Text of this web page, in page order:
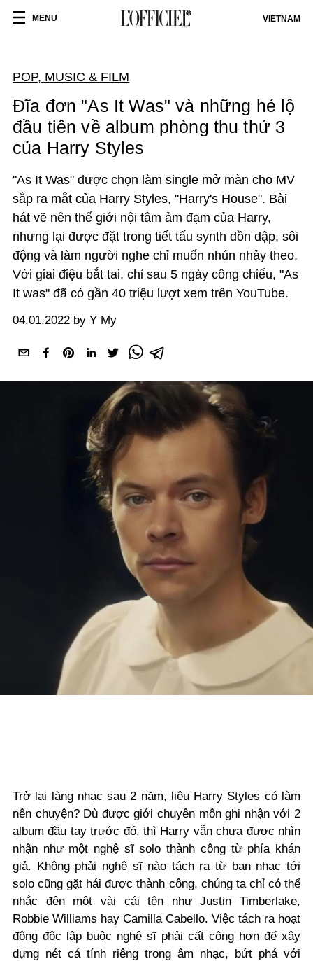
MENU VIETNAM
POP, MUSIC & FILM
Đĩa đơn "As It Was" và những hé lộ
đầu tiên về album phòng thu thứ 3
của Harry Styles
"As It Was" được chọn làm single mở màn cho MV
sắp ra mắt của Harry Styles, "Harry's House". Bài
hát vẽ nên thế giới nội tâm ảm đạm của Harry,
nhưng lại được đặt trong tiết tấu synth dồn dập, sôi
động và làm người nghe chỉ muốn nhún nhảy theo.
Với giai điệu bắt tai, chỉ sau 5 ngày công chiếu, "As
It was" đã có gần 40 triệu lượt xem trên YouTube.
04.01.2022 by Y My
Trở lại làng nhạc sau 2 năm, liệu Harry Styles có làm
nên chuyện? Dù được giới chuyên môn ghi nhận với 2
album đầu tay trước đó, thì Harry vẫn chưa được nhìn
nhận như một nghệ sĩ solo thành công từ phía khán
giả. Không phải nghệ sĩ nào tách ra từ ban nhạc tới
solo cũng gặt hái được thành công, chúng ta chỉ có thể
nhắc đên một vài cái tên như Justin Timberlake,
Robbie Williams hay Camilla Cabello. Việc tách ra hoạt
động độc lập buộc nghệ sĩ phải cất công hơn để xây
dựng nét cá tính riêng trong âm nhạc, bứt phá với